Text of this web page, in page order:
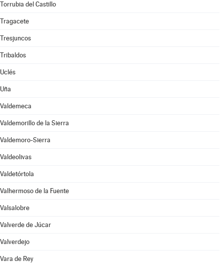
Torrubia del Castillo
Tragacete
Tresjuncos
Tribaldos
Uclés
Uña
Valdemeca
Valdemorillo de la Sierra
Valdemoro-Sierra
Valdeolivas
Valdetórtola
Valhermoso de la Fuente
Valsalobre
Valverde de Júcar
Valverdejo
Vara de Rey